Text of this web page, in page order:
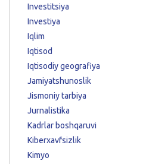
Investitsiya
Investiya
Iqlim
Iqtisod
Iqtisodiy geografiya
Jamiyatshunoslik
Jismoniy tarbiya
Jurnalistika
Kadrlar boshqaruvi
Kiberxavfsizlik
Kimyo